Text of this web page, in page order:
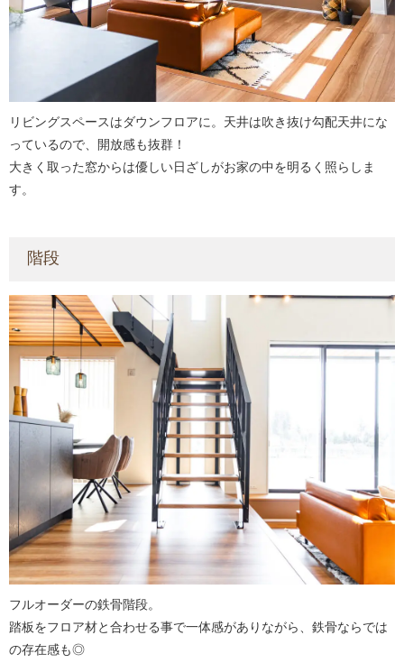
リビングスペースはダウンフロアに。天井は吹き抜け勾配天井にな
っているので、開放感も抜群！
大きく取った窓からは優しい日ざしがお家の中を明るく照らしま
す。
階段
フルオーダーの鉄骨階段。
踏板をフロア材と合わせる事で一体感がありながら、鉄骨ならでは
の存在感も◎